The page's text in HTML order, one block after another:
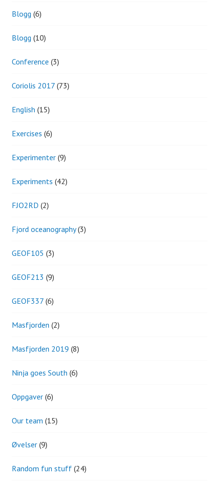
Blogg (6)
Blogg (10)
Conference (3)
Coriolis 2017 (73)
English (15)
Exercises (6)
Experimenter (9)
Experiments (42)
FJO2RD (2)
Fjord oceanography(3)
GEOF105 (3)
GEOF213 (9)
GEOF337 (6)
Masfjorden (2)
Masfjorden 2019 (8)
Ninja goes South (6)
Oppgaver (6)
Our team (15)
Øvelser (9)
Random fun stuff (24)